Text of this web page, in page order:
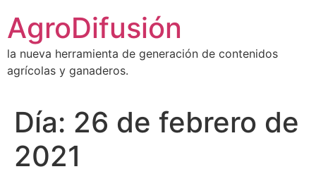
contenido
AgroDifusión
la nueva herramienta de generación de contenidos
agrícolas y ganaderos.
Día: 26 de febrero de
2021